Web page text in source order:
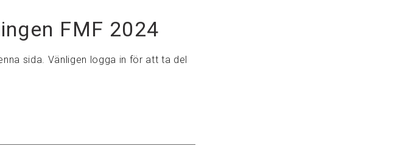
FMF 2024
sida. Vänligen logga in för att ta del